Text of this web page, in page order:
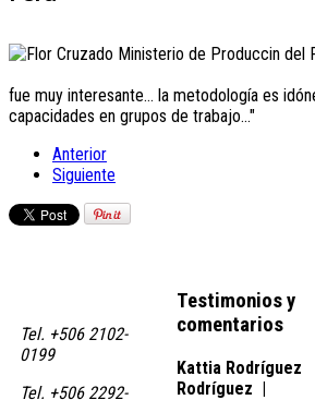
fue muy interesante… la metodología es
capacidades en grupos de trabajo..."
Anterior
Siguiente
Tel. +506 2102-
0199
Tel. +506 2292-
Testimonios y
comentarios
Kattia Rodríguez
Rodríguez |